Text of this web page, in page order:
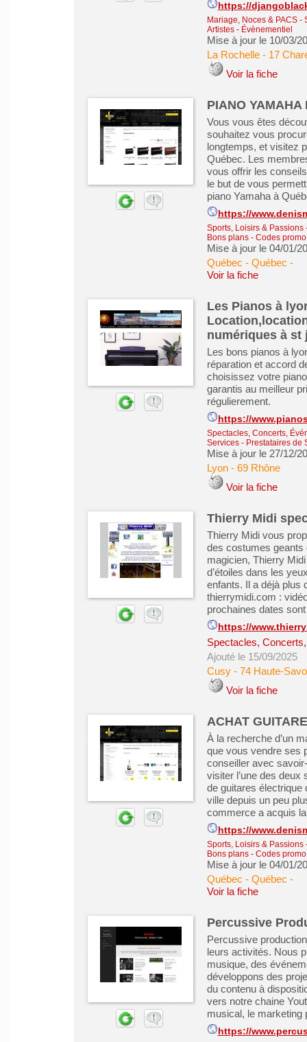
https://
Mariage, Noces & PACS-
Artistes - Évènementiel
Mise à jour le 10/03/
La Rochelle- 17
Voir la fiche
PIANO
Vous vous êtes
souhaitez vous
longtemps, et visitez
Québec. Les
vous offrir les
le but de vous
piano Yamaha à
https://
Sports, Loisirs & Passions
Bons plans - Codes promo
Mise à jour le 04/01/
Québec - Québec -
Voir la fiche
Les Pianos à
numériques à st
Les bons pianos à
réparation et accord
choisissez votre
garantis au meilleur
régulierement.
https://
Spectacles, Concerts,
Services - Prestataires de
Mise à jour le 27/12/
Lyon- 69 Rhône
Voir la fiche
Thierry Midi
Thierry Midi vous
des costumes geants
magicien, Thierry
d’étoiles dans les
enfants. Il a déjà plus
thierrymidi.com :
prochaines dates
https://
Spectacles,
Ajouté le 15/09/2025
Cusy- 74 Haute-
Voir la fiche
ACHAT
À la recherche d’un
que vous vendre ses
conseiller avec
visiter l’une des
de guitares électrique
ville depuis un peu
commerce a acquis
https://
Sports, Loisirs & Passions
Bons plans - Codes promo
Mise à jour le 04/01/
Québec - Québec -
Voir la fiche
Percussive
Percussive
leurs activités. Nous
musique, des
développons des
du contenu à
vers notre chaine
musical, le marketing
https://